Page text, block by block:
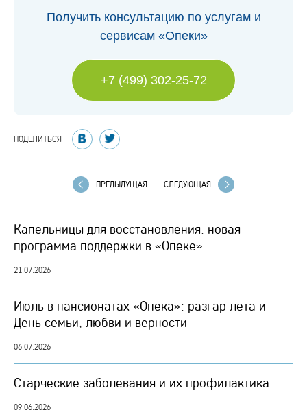
Получить консультацию по услугам и
сервисам «Опеки»
+7 (499) 302-25-72
ПОДЕЛИТЬСЯ
ПРЕДЫДУЩАЯ СЛЕДУЮЩАЯ
Капельницы для восстановления: новая
программа поддержки в «Опеке»
21.07.2026
Июль в пансионатах «Опека»: разгар лета и
День семьи, любви и верности
06.07.2026
Старческие заболевания и их профилактика
09.06.2026